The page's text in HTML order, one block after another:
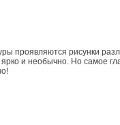
проявляются рисунки
и необычно. Но самое